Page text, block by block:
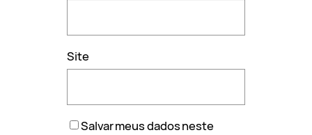
Site
Salvar meus dados neste